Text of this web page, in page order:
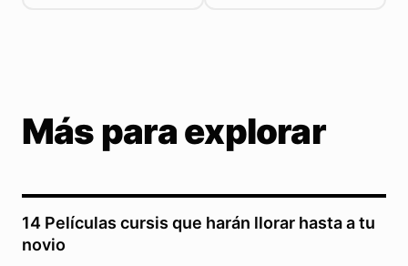
Más para explorar
14 Películas cursis que harán llorar hasta a tu
novio